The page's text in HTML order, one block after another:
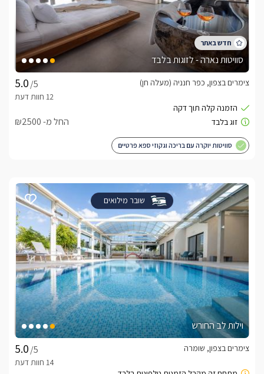
סוויטות נארה - לזוגות בלבד
/5
צימרים בצפון, כפר חנניה (מעלה חן)
החל מ- ₪2500
סוויטות יוקרה עם בריכה וגקוזי ספא פרטיים
שובר מילואים
וילות לב החורש
/5
צימרים בצפון, שומרה